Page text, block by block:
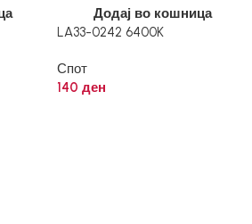
Додај во кошница
LA33-0242 6400K
Спот
140 ден